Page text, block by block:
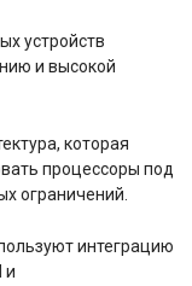
устройств
и высокой
которая
процессоры под
ограничений.
интеграцию
и